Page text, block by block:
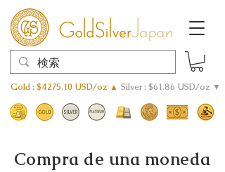
Gold : $4275.10 USD/oz ▲ Silver : $61.86 USD/oz ▼
Compra de una moneda